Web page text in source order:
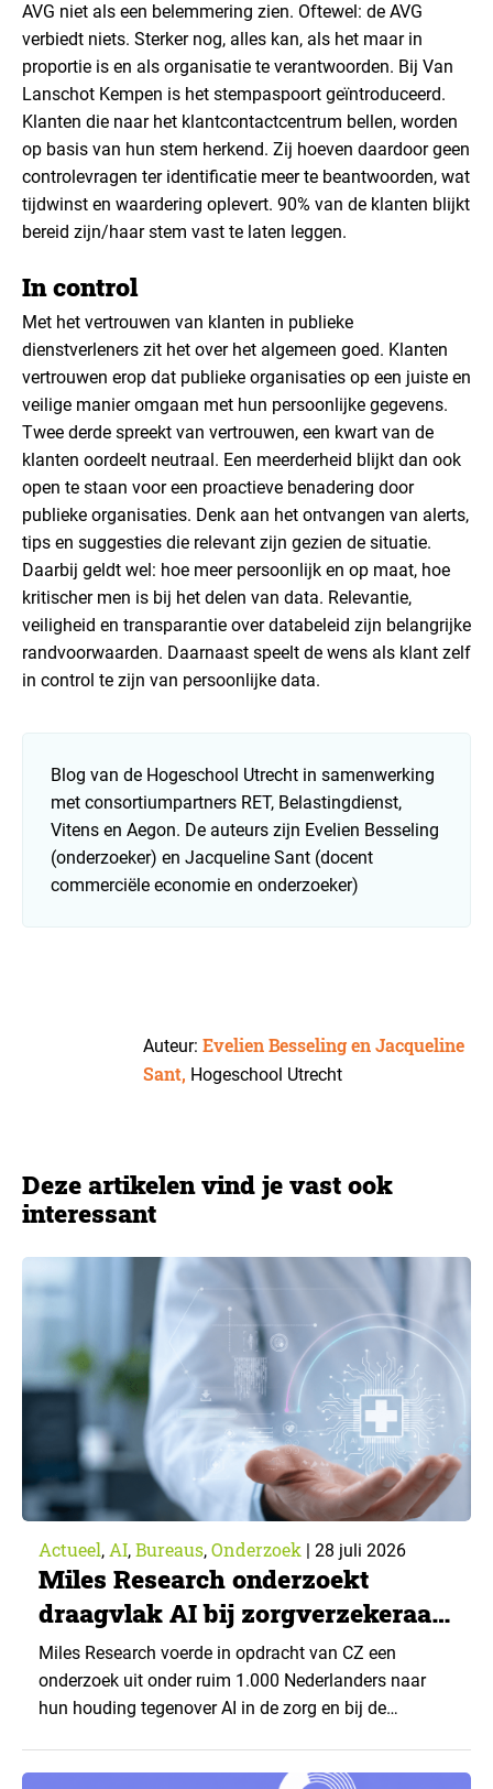
AVG niet als een belemmering zien. Oftewel: de AVG
verbiedt niets. Sterker nog, alles kan, als het maar in
proportie is en als organisatie te verantwoorden. Bij Van
Lanschot Kempen is het stempaspoort geïntroduceerd.
Klanten die naar het klantcontactcentrum bellen, worden
op basis van hun stem herkend. Zij hoeven daardoor geen
controlevragen ter identificatie meer te beantwoorden, wat
tijdwinst en waardering oplevert. 90% van de klanten blijkt
bereid zijn/haar stem vast te laten leggen.
In control
Met het vertrouwen van klanten in publieke
dienstverleners zit het over het algemeen goed. Klanten
vertrouwen erop dat publieke organisaties op een juiste en
veilige manier omgaan met hun persoonlijke gegevens.
Twee derde spreekt van vertrouwen, een kwart van de
klanten oordeelt neutraal. Een meerderheid blijkt dan ook
open te staan voor een proactieve benadering door
publieke organisaties. Denk aan het ontvangen van alerts,
tips en suggesties die relevant zijn gezien de situatie.
Daarbij geldt wel: hoe meer persoonlijk en op maat, hoe
kritischer men is bij het delen van data. Relevantie,
veiligheid en transparantie over databeleid zijn belangrijke
randvoorwaarden. Daarnaast speelt de wens als klant zelf
in control te zijn van persoonlijke data.
Blog van de Hogeschool Utrecht in samenwerking
met consortiumpartners RET, Belastingdienst,
Vitens en Aegon. De auteurs zijn Evelien Besseling
(onderzoeker) en Jacqueline Sant (docent
commerciële economie en onderzoeker)
Auteur:Evelien Besseling en Jacqueline
Sant, Hogeschool Utrecht
Deze artikelen vind je vast ook
interessant
Actueel, AI, Bureaus, Onderzoek | 28 juli 2026
Miles Research onderzoekt
draagvlak AI bij zorgverzekeraar
CZ
Miles Research voerde in opdracht van CZ een
onderzoek uit onder ruim 1.000 Nederlanders naar
hun houding tegenover AI in de zorg en bij de